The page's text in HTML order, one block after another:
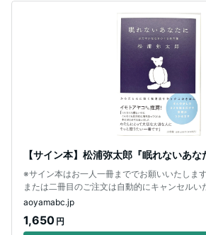
【サイン本】松浦弥太郎『眠れないあな
※サイン本はお一人一冊まででお願いいたしま
または二冊目のご注文は自動的にキャンセルい
aoyamabc.jp
1,650 円